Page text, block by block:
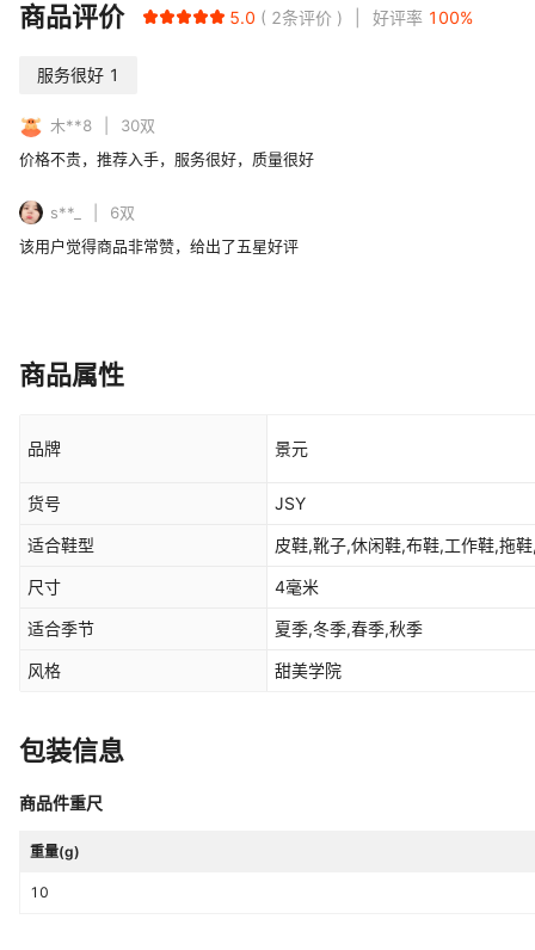
商品评价 5.0 2条评价 好评率 100%
服务很好 1
木**8 30双
价格不贵，推荐入手，服务很好，质量很好
s**_ 6双
该用户觉得商品非常赞，给出了五星好评
商品属性
品牌 景元
货号 JSY
适合鞋型 皮鞋,靴子,休闲鞋,布鞋,工作鞋,拖
尺寸 4毫米
适合季节 夏季,冬季,春季,秋季
风格 甜美学院
包装信息
商品件重尺
重量(g)
10